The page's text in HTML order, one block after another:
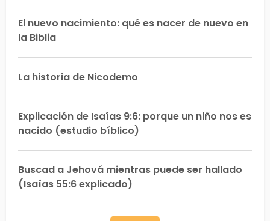
El nuevo nacimiento: qué es nacer de nuevo en
la Biblia
La historia de Nicodemo
Explicación de Isaías 9:6: porque un niño nos es
nacido (estudio bíblico)
Buscad a Jehová mientras puede ser hallado
(Isaías 55:6 explicado)